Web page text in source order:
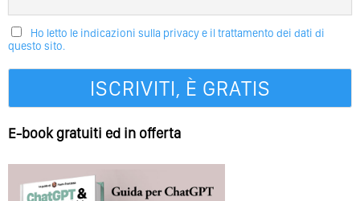
Ho letto le indicazioni sulla privacy e il trattamento dei dati di
questo sito.
E-book gratuiti ed in offerta